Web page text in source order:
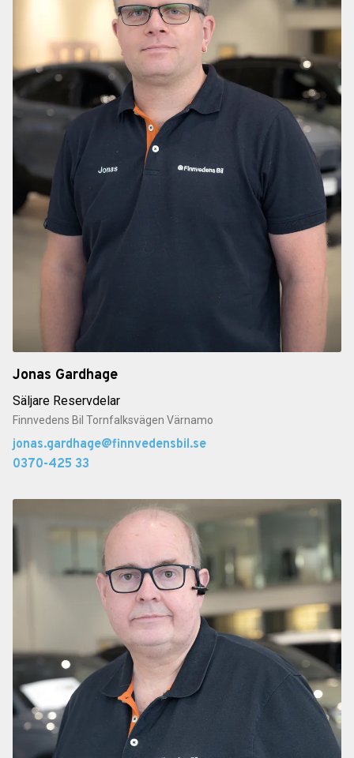
Jonas Gardhage
Säljare Reservdelar
Finnvedens Bil Tornfalksvägen Värnamo
jonas.gardhage@finnvedensbil.se
0370-425 33